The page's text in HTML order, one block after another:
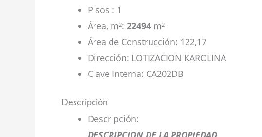
Pisos : 1
Área, m²: 22494 m²
Área de Construcción: 122,17
Dirección: LOTIZACION KAROLINA
Clave Interna: CA202DB
Descripción
Descripción:
DESCRIPCION DE LA PROPIEDAD